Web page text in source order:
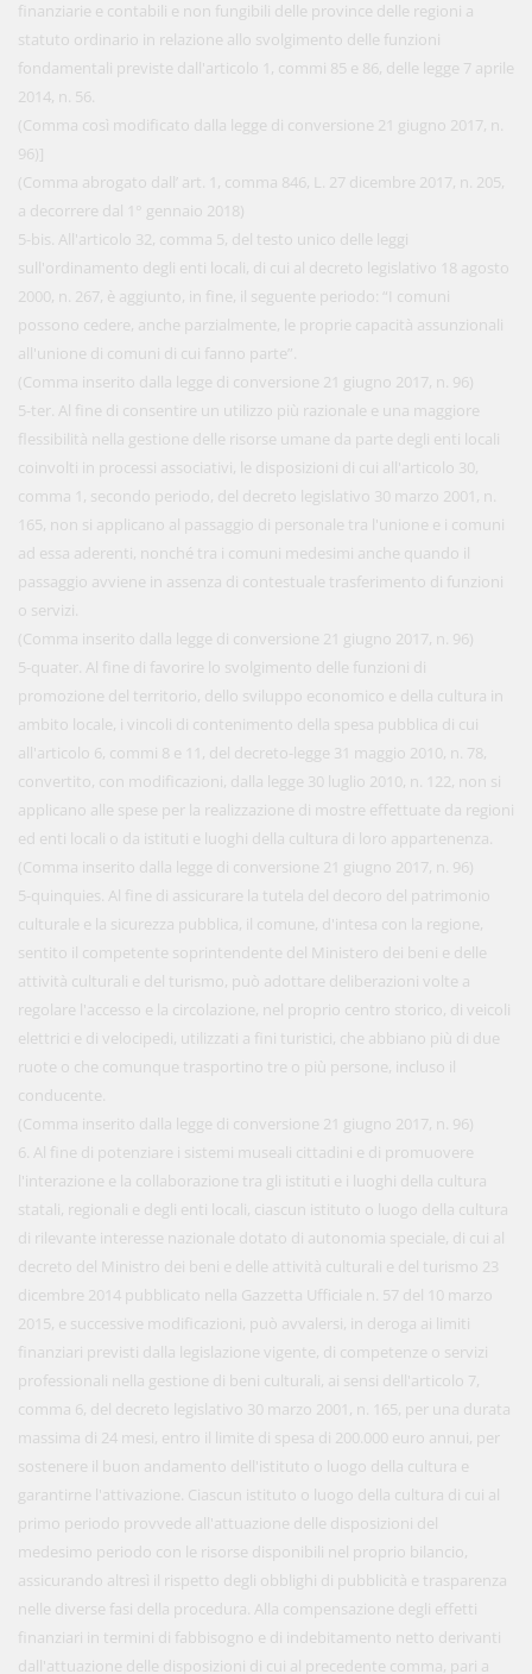
finanziarie e contabili e non fungibili delle province delle regioni a
statuto ordinario in relazione allo svolgimento delle funzioni
fondamentali previste dall'articolo 1, commi 85 e 86, delle legge 7 aprile
2014, n. 56.
(Comma così modificato dalla legge di conversione 21 giugno 2017, n.
96)]
(Comma abrogato dall’ art. 1, comma 846, L. 27 dicembre 2017, n. 205,
a decorrere dal 1° gennaio 2018)
5-bis. All'articolo 32, comma 5, del testo unico delle leggi
sull'ordinamento degli enti locali, di cui al decreto legislativo 18 agosto
2000, n. 267, è aggiunto, in fine, il seguente periodo: “I comuni
possono cedere, anche parzialmente, le proprie capacità assunzionali
all'unione di comuni di cui fanno parte”.
(Comma inserito dalla legge di conversione 21 giugno 2017, n. 96)
5-ter. Al fine di consentire un utilizzo più razionale e una maggiore
flessibilità nella gestione delle risorse umane da parte degli enti locali
coinvolti in processi associativi, le disposizioni di cui all'articolo 30,
comma 1, secondo periodo, del decreto legislativo 30 marzo 2001, n.
165, non si applicano al passaggio di personale tra l'unione e i comuni
ad essa aderenti, nonché tra i comuni medesimi anche quando il
passaggio avviene in assenza di contestuale trasferimento di funzioni
o servizi.
(Comma inserito dalla legge di conversione 21 giugno 2017, n. 96)
5-quater. Al fine di favorire lo svolgimento delle funzioni di
promozione del territorio, dello sviluppo economico e della cultura in
ambito locale, i vincoli di contenimento della spesa pubblica di cui
all'articolo 6, commi 8 e 11, del decreto-legge 31 maggio 2010, n. 78,
convertito, con modificazioni, dalla legge 30 luglio 2010, n. 122, non si
applicano alle spese per la realizzazione di mostre effettuate da regioni
ed enti locali o da istituti e luoghi della cultura di loro appartenenza.
(Comma inserito dalla legge di conversione 21 giugno 2017, n. 96)
5-quinquies. Al fine di assicurare la tutela del decoro del patrimonio
culturale e la sicurezza pubblica, il comune, d'intesa con la regione,
sentito il competente soprintendente del Ministero dei beni e delle
attività culturali e del turismo, può adottare deliberazioni volte a
regolare l'accesso e la circolazione, nel proprio centro storico, di veicoli
elettrici e di velocipedi, utilizzati a fini turistici, che abbiano più di due
ruote o che comunque trasportino tre o più persone, incluso il
conducente.
(Comma inserito dalla legge di conversione 21 giugno 2017, n. 96)
6. Al fine di potenziare i sistemi museali cittadini e di promuovere
l'interazione e la collaborazione tra gli istituti e i luoghi della cultura
statali, regionali e degli enti locali, ciascun istituto o luogo della cultura
di rilevante interesse nazionale dotato di autonomia speciale, di cui al
decreto del Ministro dei beni e delle attività culturali e del turismo 23
dicembre 2014 pubblicato nella Gazzetta Ufficiale n. 57 del 10 marzo
2015, e successive modificazioni, può avvalersi, in deroga ai limiti
finanziari previsti dalla legislazione vigente, di competenze o servizi
professionali nella gestione di beni culturali, ai sensi dell'articolo 7,
comma 6, del decreto legislativo 30 marzo 2001, n. 165, per una durata
massima di 24 mesi, entro il limite di spesa di 200.000 euro annui, per
sostenere il buon andamento dell'istituto o luogo della cultura e
garantirne l'attivazione. Ciascun istituto o luogo della cultura di cui al
primo periodo provvede all'attuazione delle disposizioni del
medesimo periodo con le risorse disponibili nel proprio bilancio,
assicurando altresì il rispetto degli obblighi di pubblicità e trasparenza
nelle diverse fasi della procedura. Alla compensazione degli effetti
finanziari in termini di fabbisogno e di indebitamento netto derivanti
dall'attuazione delle disposizioni di cui al precedente comma, pari a